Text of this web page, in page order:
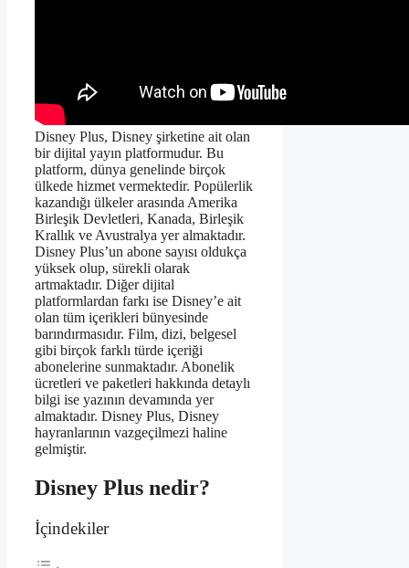
Disney Plus, Disney şirketine ait olan
bir dijital yayın platformudur. Bu
platform, dünya genelinde birçok
ülkede hizmet vermektedir. Popülerlik
kazandığı ülkeler arasında Amerika
Birleşik Devletleri, Kanada, Birleşik
Krallık ve Avustralya yer almaktadır.
Disney Plus’un abone sayısı oldukça
yüksek olup, sürekli olarak
artmaktadır. Diğer dijital
platformlardan farkı ise Disney’e ait
olan tüm içerikleri bünyesinde
barındırmasıdır. Film, dizi, belgesel
gibi birçok farklı türde içeriği
abonelerine sunmaktadır. Abonelik
ücretleri ve paketleri hakkında detaylı
bilgi ise yazının devamında yer
almaktadır. Disney Plus, Disney
hayranlarının vazgeçilmezi haline
gelmiştir.
Disney Plus nedir?
İçindekiler